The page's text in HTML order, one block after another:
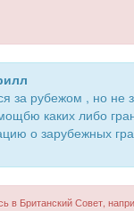
за рубежом , но не
каких либо
о зарубежных
в Британский Совет,